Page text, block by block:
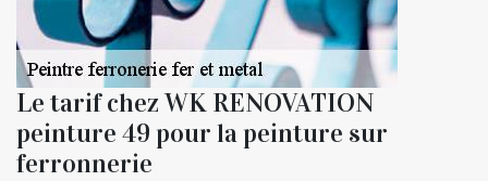
Le tarif chez WK RENOVATION
peinture 49 pour la peinture sur
ferronnerie